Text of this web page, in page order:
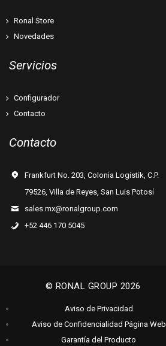
Ronal Store
Novedades
Servicios
Configurador
Contacto
Contacto
Frankfurt No. 203, Colonia Logistik, C.P.
79526, Villa de Reyes, San Luis Potosí
sales.mx@ronalgroup.com
+52 446 170 5045
© RONAL GROUP 2026
Aviso de Privacidad
Aviso de Confidencialidad Página Web
Garantía del Producto